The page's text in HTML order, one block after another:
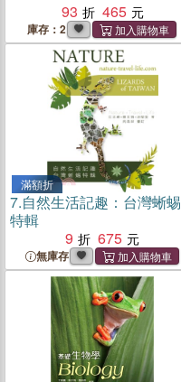
93
465
庫存：2
滿額折
7.自然生活記趣：台灣蜥蜴
特輯
9
675
無庫存